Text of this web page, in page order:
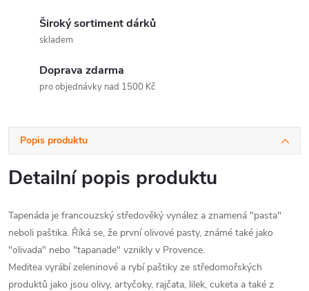
Široký sortiment dárků
skladem
Doprava zdarma
pro objednávky nad 1500 Kč
Popis produktu
Detailní popis produktu
Tapenáda je francouzský středověký vynález a znamená "pasta"
neboli paštika. Říká se, že první olivové pasty, známé také jako
"olivada" nebo "tapanade" vznikly v Provence.
Meditea vyrábí zeleninové a rybí paštiky ze středomořských
produktů jako jsou olivy, artyčoky, rajčata, lilek, cuketa a také z